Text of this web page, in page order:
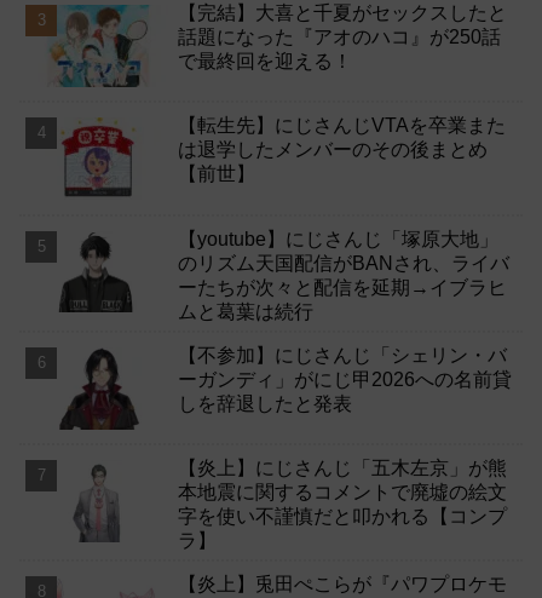
【完結】大喜と千夏がセックスしたと
話題になった『アオのハコ』が250話
で最終回を迎える！
【転生先】にじさんじVTAを卒業また
は退学したメンバーのその後まとめ
【前世】
【youtube】にじさんじ「塚原大地」
のリズム天国配信がBANされ、ライバ
ーたちが次々と配信を延期→イブラヒ
ムと葛葉は続行
【不参加】にじさんじ「シェリン・バ
ーガンディ」がにじ甲2026への名前貸
しを辞退したと発表
【炎上】にじさんじ「五木左京」が熊
本地震に関するコメントで廃墟の絵文
字を使い不謹慎だと叩かれる【コンプ
ラ】
【炎上】兎田ぺこらが『パワプロケモ